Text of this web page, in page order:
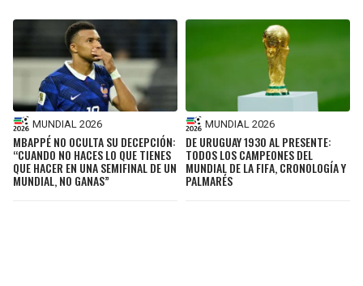
MUNDIAL 2026
MBAPPÉ NO OCULTA SU DECEPCIÓN:
“CUANDO NO HACES LO QUE TIENES
QUE HACER EN UNA SEMIFINAL DE UN
MUNDIAL, NO GANAS”
MUNDIAL 2026
DE URUGUAY 1930 AL PRESENTE:
TODOS LOS CAMPEONES DEL
MUNDIAL DE LA FIFA, CRONOLOGÍA Y
PALMARÉS